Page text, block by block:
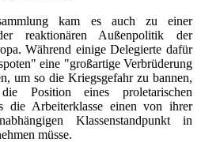
kam es auch zu einer
reaktionären Außenpolitik der
Während einige Delegierte dafür
eine "großartige Verbrüderung
um so die Kriegsgefahr zu bannen,
Position eines proletarischen
die Arbeiterklasse einen von ihrer
Klassenstandpunkt in
müsse.